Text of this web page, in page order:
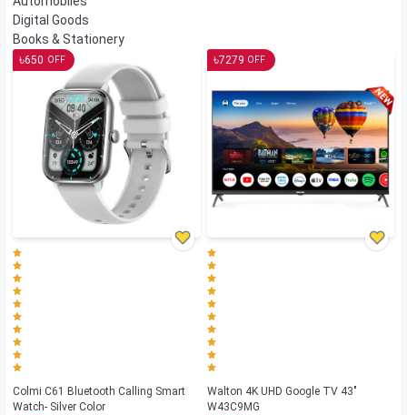
Digital Goods
Books & Stationery
৳650 OFF
Colmi C61 Bluetooth Calling Smart
Watch- Silver Color
৳7279 OFF
Walton 4K UHD Google TV 43"
W43C9MG